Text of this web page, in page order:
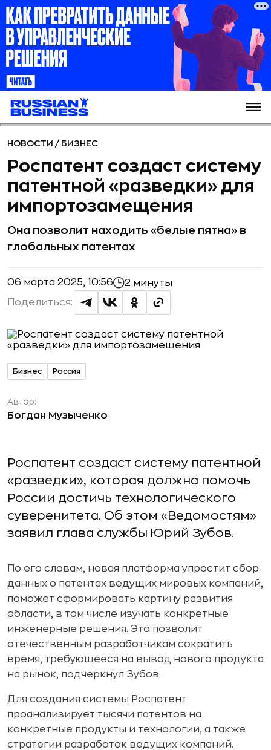
НОВОСТИ / БИЗНЕС
Роспатент создаст систему
патентной «разведки» для
импортозамещения
Она позволит находить «белые пятна» в
глобальных патентах
06 марта 2025, 10:56 2 минуты
Поделиться:
Бизнес Россия
Автор:
Богдан Музыченко
Роспатент создаст систему патентной
«разведки», которая должна помочь
России достичь технологического
суверенитета. Об этом «Ведомостям»
заявил глава службы Юрий Зубов.
По его словам, новая платформа упростит сбор
данных о патентах ведущих мировых компаний,
поможет сформировать картину развития
области, в том числе изучать конкретные
инженерные решения. Это позволит
отечественным разработчикам сократить
время, требующееся на вывод нового продукта
на рынок, подчеркнул Зубов.
Для создания системы Роспатент
проанализирует тысячи патентов на
конкретные продукты и технологии, а также
стратегии разработок ведущих компаний.